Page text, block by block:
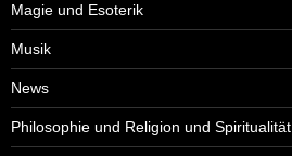
Magie und Esoterik
Musik
News
Philosophie und Religion und Spiritualität